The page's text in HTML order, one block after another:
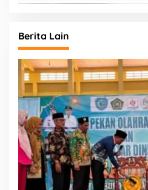
Berita Lain